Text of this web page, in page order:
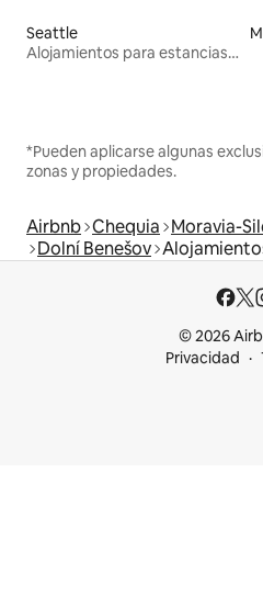
Seattle
Alojamientos para estancias largas
*Pueden aplicarse algunas
zonas y propiedades.
Airbnb Chequia Moravia-
Dolní Benešov
© 2026
Privacidad